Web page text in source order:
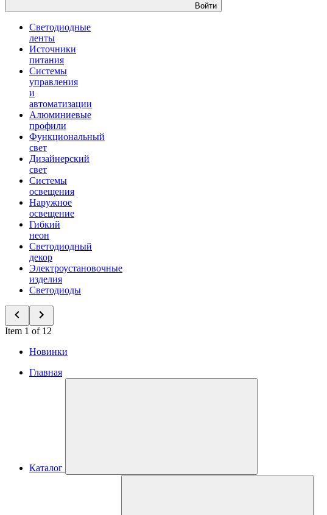
Войти
Светодиодные
ленты
Источники
питания
Системы
управления
и
автоматизации
Алюминиевые
профили
Функциональный
свет
Дизайнерский
свет
Системы
освещения
Наружное
освещение
Гибкий
неон
Светодиодный
декор
Электроустановочные
изделия
Светодиоды
Item 1 of 12
Новинки
Главная
Каталог